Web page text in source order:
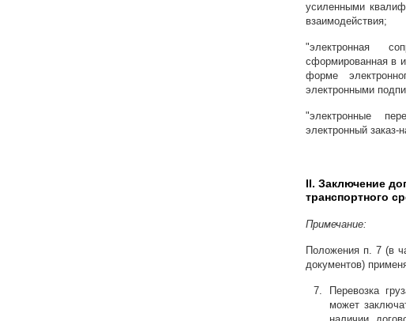
усиленными
взаимодействия;
"электронная
сформированная в
форме
электронными
"электронные
электронный заказ-
II. Заключение
транспортного
Примечание:
Положения п. 7 (в
документов)
Перевозка
может